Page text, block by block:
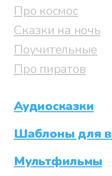
Про космос
Сказки на ночь
Поучительные
Про пиратов
Аудиосказки
Шаблоны для
Мультфильмы